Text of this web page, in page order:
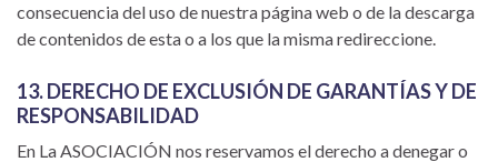
consecuencia del uso de nuestra página web o de la descarga
de contenidos de esta o a los que la misma redireccione.
13. DERECHO DE EXCLUSIÓN DE GARANTÍAS Y DE
RESPONSABILIDAD
En La ASOCIACIÓN nos reservamos el derecho a denegar o